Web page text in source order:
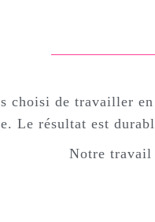
choisi de travailler
Le résultat est
Notre travail